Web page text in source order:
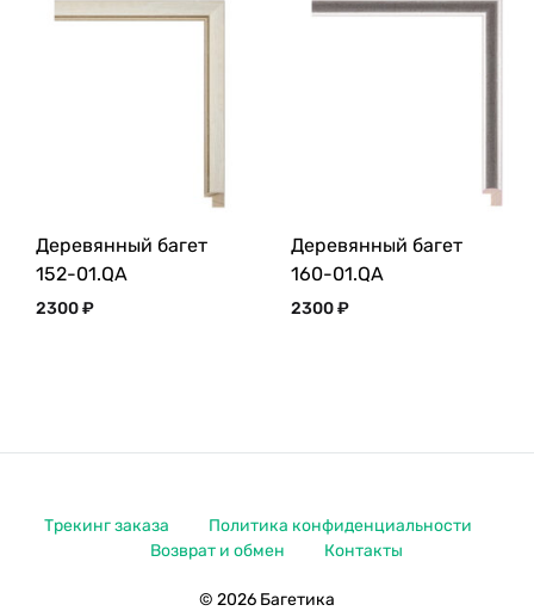
Деревянный багет
152-01.QA
2300₽
Деревянный багет
160-01.QA
2300₽
© 2026 Багетика
Трекинг заказа
Политика конфиденциальности
Возврат и обмен
Контакты